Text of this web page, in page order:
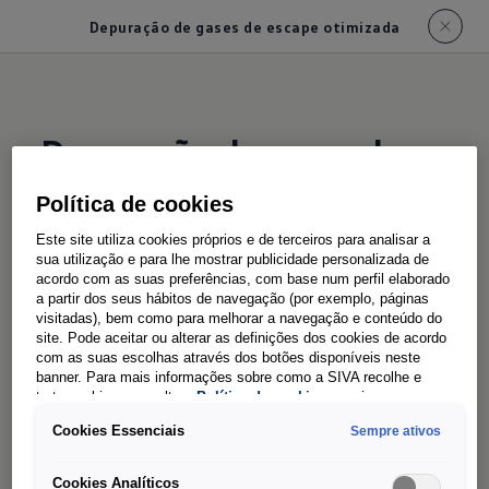
Depuração de gases de escape otimizada
Depuração de gases de
escape otimizada
Atinge oobjetivo com a ação
dupla
motores TDI em comparação com o modelo
Política de cookies
Este site utiliza cookies próprios e de terceiros para analisar a
sua utilização e para lhe mostrar publicidade personalizada de
acordo com as suas preferências, com base num perfil elaborado
a partir dos seus hábitos de navegação (por exemplo, páginas
visitadas), bem como para melhorar a navegação e conteúdo do
site. Pode aceitar ou alterar as definições dos cookies de acordo
com as suas escolhas através dos botões disponíveis neste
banner. Para mais informações sobre como a SIVA recolhe e
trata cookies, consulte aPolítica de cookies em vigor.
Cookies Essenciais Sempre ativos
Cookies Analíticos